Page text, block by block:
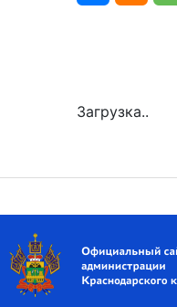
Загрузка..